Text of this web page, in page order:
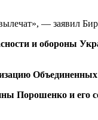
— заявил
и обороны
Порошенко и его